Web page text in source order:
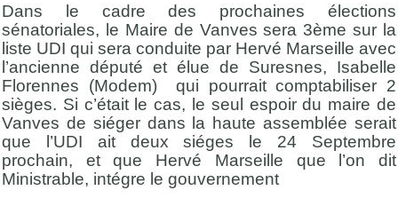
Dans le cadre des prochaines élections
sénatoriales, le Maire de Vanves sera 3ème sur la
liste UDI qui sera conduite par Hervé Marseille avec
l’ancienne député et élue de Suresnes, Isabelle
Florennes (Modem) qui pourrait comptabiliser 2
sièges. Si c’était le cas, le seul espoir du maire de
Vanves de siéger dans la haute assemblée serait
que l’UDI ait deux siéges le 24 Septembre
prochain, et que Hervé Marseille que l’on dit
Ministrable, intégre le gouvernement